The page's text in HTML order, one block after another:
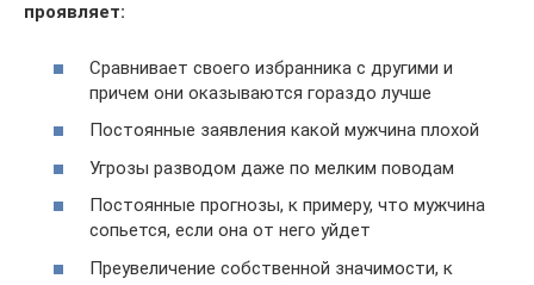
проявляет:
Сравнивает своего избранника с другими и
причем они оказываются гораздо лучше
Постоянные заявления какой мужчина плохой
Угрозы разводом даже по мелким поводам
Постоянные прогнозы, к примеру, что мужчина
сопьется, если она от него уйдет
Преувеличение собственной значимости, к